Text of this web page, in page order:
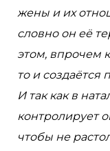
жены и их
словно он её
этом, впрочем
то и
И так как в
контролирует
чтобы не